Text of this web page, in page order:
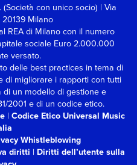
(Società con unico socio) | Via
20139 Milano
REA di Milano con il numero
sociale Euro 2.000.000
versato.
delle best practices in tema di
di migliorare i rapporti con tutti
di un modello di gestione e
2001 e di un codice etico.
| Codice Etico Universal Music
Whistleblowing
diritti | Diritti dell’utente sulla